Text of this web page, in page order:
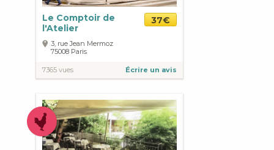
Le Comptoir de
l'Atelier
37€
3, rue Jean Mermoz
75008 Paris
7365 vues Écrire un avis